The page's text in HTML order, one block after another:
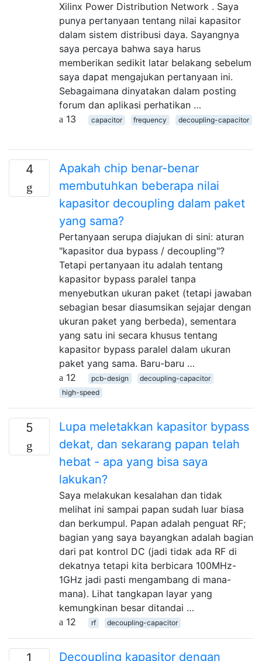
Xilinx Power Distribution Network . Saya
punya pertanyaan tentang nilai kapasitor
dalam sistem distribusi daya. Sayangnya
saya percaya bahwa saya harus
memberikan sedikit latar belakang sebelum
saya dapat mengajukan pertanyaan ini.
Sebagaimana dinyatakan dalam posting
forum dan aplikasi perhatikan …
13
capacitor frequency decoupling-capacitor
4
Apakah chip benar-benar
membutuhkan beberapa nilai
kapasitor decoupling dalam paket
yang sama?
Pertanyaan serupa diajukan di sini: aturan
"kapasitor dua bypass / decoupling"?
Tetapi pertanyaan itu adalah tentang
kapasitor bypass paralel tanpa
menyebutkan ukuran paket (tetapi jawaban
sebagian besar diasumsikan sejajar dengan
ukuran paket yang berbeda), sementara
yang satu ini secara khusus tentang
kapasitor bypass paralel dalam ukuran
paket yang sama. Baru-baru …
12
pcb-design
decoupling-capacitor
high-speed
5
Lupa meletakkan kapasitor bypass
dekat, dan sekarang papan telah
hebat - apa yang bisa saya
lakukan?
Saya melakukan kesalahan dan tidak
melihat ini sampai papan sudah luar biasa
dan berkumpul. Papan adalah penguat RF;
bagian yang saya bayangkan adalah bagian
dari pat kontrol DC (jadi tidak ada RF di
dekatnya tetapi kita berbicara 100MHz-
1GHz jadi pasti mengambang di mana-
mana). Lihat tangkapan layar yang
kemungkinan besar ditandai …
12
rf decoupling-capacitor
1 Decoupling kapasitor dengan